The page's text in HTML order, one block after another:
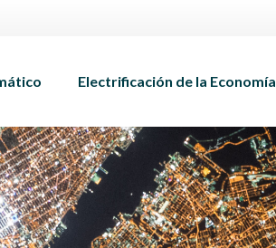
Electrificación de la Economía